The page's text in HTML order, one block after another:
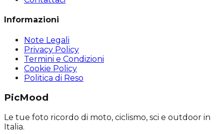
Informazioni
Note Legali
Privacy Policy
Termini e Condizioni
Cookie Policy
Politica di Reso
PicMood
Le tue foto ricordo di moto, ciclismo, sci e outdoor in
Italia.